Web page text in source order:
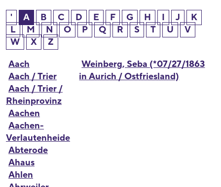
' A B C D E F G H I J
K
L
M N O P Q R S T U
V
W
X
Z
Aach
Aach / Trier
Aach / Trier /
Rheinprovinz
Aachen
Aachen-
Verlautenheide
Abterode
Ahaus
Ahlen
Weinberg, Seba (*07/27/1863
in Aurich / Ostfriesland)